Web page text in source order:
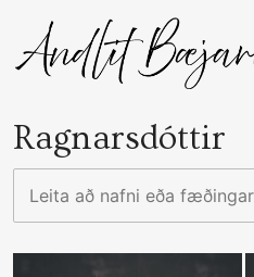
content
Ragnarsdóttir
að